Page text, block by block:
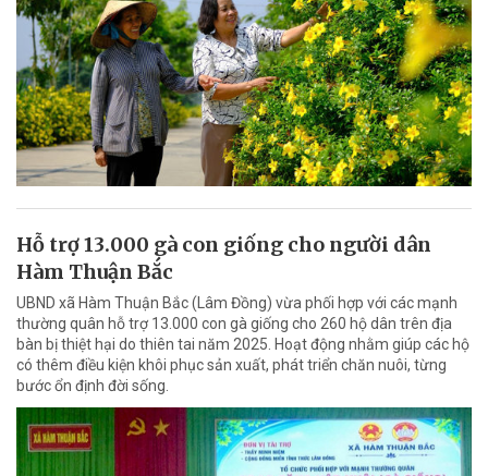
Hỗ trợ 13.000 gà con giống cho người dân
Hàm Thuận Bắc
UBND xã Hàm Thuận Bắc (Lâm Đồng) vừa phối hợp với các mạnh
thường quân hỗ trợ 13.000 con gà giống cho 260 hộ dân trên địa
bàn bị thiệt hại do thiên tai năm 2025. Hoạt động nhằm giúp các hộ
có thêm điều kiện khôi phục sản xuất, phát triển chăn nuôi, từng
bước ổn định đời sống.